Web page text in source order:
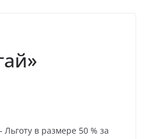
в размере 50 % за